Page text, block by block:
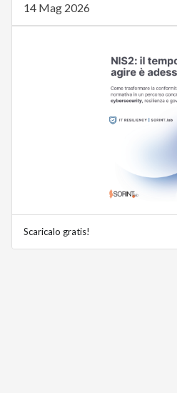
14 Mag 2026
Scaricalo gratis!